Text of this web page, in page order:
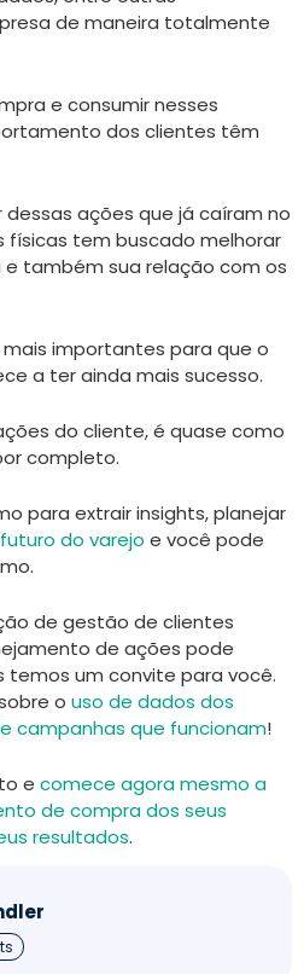
de maneira totalmente
e consumir nesses
dos clientes têm
dessas ações que já caíram no
físicas tem buscado melhorar
também sua relação com os
importantes para que o
a ter ainda mais sucesso.
do cliente, é quase como
completo.
para extrair insights, planejar
futuro do varejo e você pode
de gestão de clientes
de ações pode
temos um convite para você.
o uso de dados dos
campanhas que funcionam!
e comece agora mesmo a
de compra dos seus
resultados.